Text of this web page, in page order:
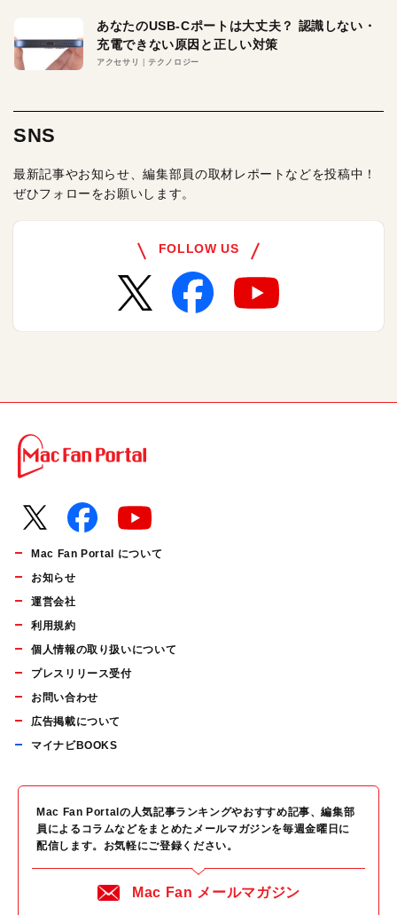
あなたのUSB-Cポートは大丈夫？ 認識しない・
充電できない原因と正しい対策
アクセサリ テクノロジー
SNS
最新記事やお知らせ、編集部員の取材レポートなどを投稿中！
ぜひフォローをお願いします。
FOLLOW US
Mac Fan Portal について
お知らせ
運営会社
利用規約
個人情報の取り扱いについて
プレスリリース受付
お問い合わせ
広告掲載について
マイナビBOOKS
Mac Fan Portalの人気記事ランキングやおすすめ記事、編集部
員によるコラムなどをまとめたメールマガジンを毎週金曜日に
配信します。お気軽にご登録ください。
Mac Fan メールマガジン